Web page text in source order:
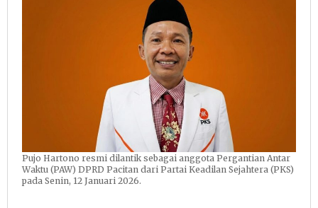
Pujo Hartono resmi dilantik sebagai anggota Pergantian Antar
Waktu (PAW) DPRD Pacitan dari Partai Keadilan Sejahtera (PKS)
pada Senin, 12 Januari 2026.